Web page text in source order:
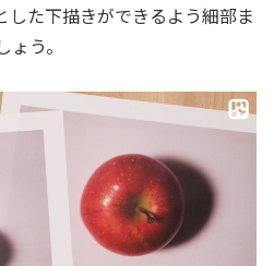
した下描きができるよう細部ま
う。